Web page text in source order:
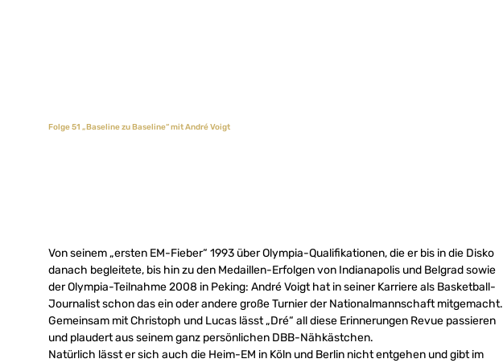
Folge 51 „Baseline zu Baseline“ mit André Voigt
Von seinem „ersten EM-Fieber“ 1993 über Olympia-Qualifikationen, die er bis in die Disko
danach begleitete, bis hin zu den Medaillen-Erfolgen von Indianapolis und Belgrad sowie
der Olympia-Teilnahme 2008 in Peking: André Voigt hat in seiner Karriere als Basketball-
Journalist schon das ein oder andere große Turnier der Nationalmannschaft mitgemacht.
Gemeinsam mit Christoph und Lucas lässt „Dré“ all diese Erinnerungen Revue passieren
und plaudert aus seinem ganz persönlichen DBB-Nähkästchen.
Natürlich lässt er sich auch die Heim-EM in Köln und Berlin nicht entgehen und gibt im